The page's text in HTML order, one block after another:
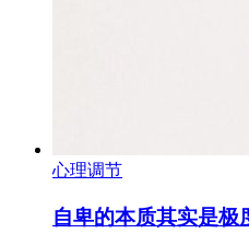
心理调节
自卑的本质其实是极